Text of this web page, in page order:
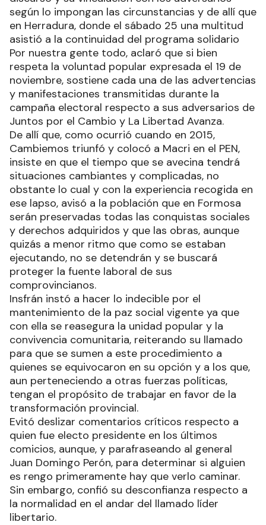
según lo impongan las circunstancias y de allí que
en Herradura, donde el sábado 25 una multitud
asistió a la continuidad del programa solidario
Por nuestra gente todo, aclaró que si bien
respeta la voluntad popular expresada el 19 de
noviembre, sostiene cada una de las advertencias
y manifestaciones transmitidas durante la
campaña electoral respecto a sus adversarios de
Juntos por el Cambio y La Libertad Avanza.
De allí que, como ocurrió cuando en 2015,
Cambiemos triunfó y colocó a Macri en el PEN,
insiste en que el tiempo que se avecina tendrá
situaciones cambiantes y complicadas, no
obstante lo cual y con la experiencia recogida en
ese lapso, avisó a la población que en Formosa
serán preservadas todas las conquistas sociales
y derechos adquiridos y que las obras, aunque
quizás a menor ritmo que como se estaban
ejecutando, no se detendrán y se buscará
proteger la fuente laboral de sus
comprovincianos.
Insfrán instó a hacer lo indecible por el
mantenimiento de la paz social vigente ya que
con ella se reasegura la unidad popular y la
convivencia comunitaria, reiterando su llamado
para que se sumen a este procedimiento a
quienes se equivocaron en su opción y a los que,
aun perteneciendo a otras fuerzas políticas,
tengan el propósito de trabajar en favor de la
transformación provincial.
Evitó deslizar comentarios críticos respecto a
quien fue electo presidente en los últimos
comicios, aunque, y parafraseando al general
Juan Domingo Perón, para determinar si alguien
es rengo primeramente hay que verlo caminar.
Sin embargo, confió su desconfianza respecto a
la normalidad en el andar del llamado líder
libertario.